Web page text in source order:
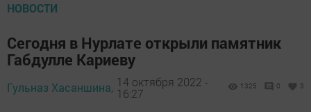
НОВОСТИ
Сегодня в Нурлате открыли памятник
Габдулле Кариеву
Гульназ Хасаншина, 14 октября 2022 -
16:27
1325 0 3